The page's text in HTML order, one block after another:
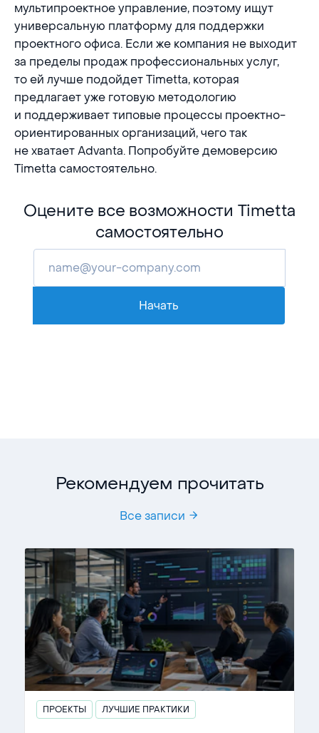
мультипроектное управление, поэтому ищут
универсальную платформу для поддержки
проектного офиса. Если же компания не выходит
за пределы продаж профессиональных услуг,
то ей лучше подойдет Timetta, которая
предлагает уже готовую методологию
и поддерживает типовые процессы проектно-
ориентированных организаций, чего так
не хватает Advanta. Попробуйте демоверсию
Timetta самостоятельно.
Оцените все возможности Timetta
самостоятельно
Начать
Рекомендуем прочитать
Все записи
ПРОЕКТЫ ЛУЧШИЕ ПРАКТИКИ